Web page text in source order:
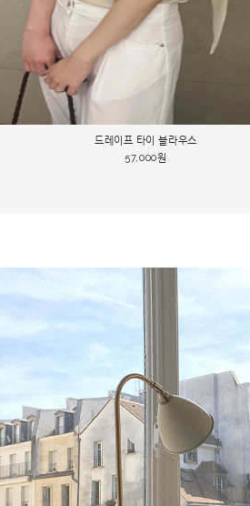
드레이프 타이 블라우스
57,000원
49000->45000 자수 레이스 블라우스
45,000원
뉴 썸머 셔츠
68,000원